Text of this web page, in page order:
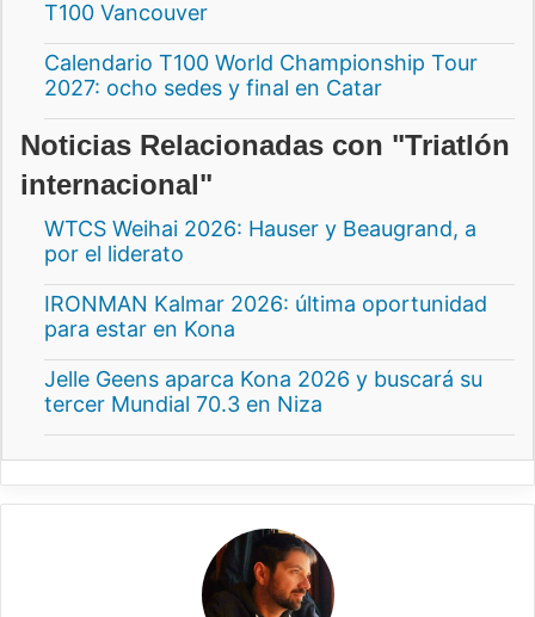
T100 Vancouver
Calendario T100 World Championship Tour
2027: ocho sedes y final en Catar
Noticias Relacionadas con "Triatlón
internacional"
WTCS Weihai 2026: Hauser y Beaugrand, a
por el liderato
IRONMAN Kalmar 2026: última oportunidad
para estar en Kona
Jelle Geens aparca Kona 2026 y buscará su
tercer Mundial 70.3 en Niza